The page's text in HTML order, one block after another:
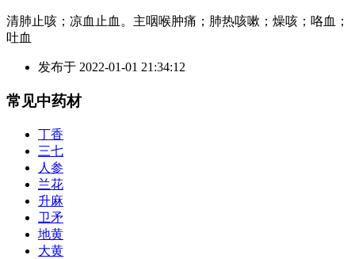
清肺止咳；凉血止血。主咽喉肿痛；肺热咳嗽；燥咳；咯血；
吐血
发布于 2022-01-01 21:34:12
常见中药材
丁香
三七
人参
兰花
升麻
卫矛
地黄
大黄